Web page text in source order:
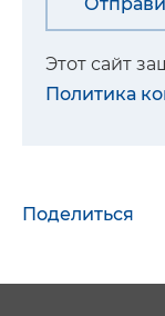
Этот сайт
Политика
Поделиться